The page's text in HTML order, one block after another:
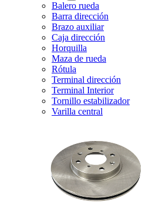
Balero rueda
Barra dirección
Brazo auxiliar
Caja dirección
Horquilla
Maza de rueda
Rótula
Terminal dirección
Terminal Interior
Tornillo estabilizador
Varilla central